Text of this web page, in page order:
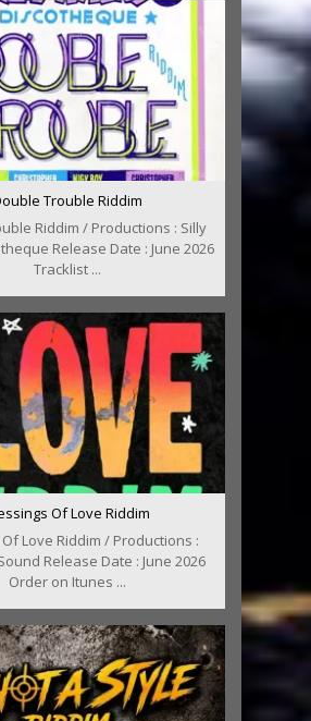
Trouble Riddim
Riddim / Productions : Silly
Release Date : June 2026
Tracklist ...
Of Love Riddim
Love Riddim / Productions :
Release Date : June 2026
Order on Itunes ...